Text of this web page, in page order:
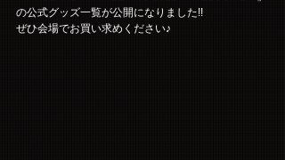
の公式グッズ一覧が公開になりました!!
ぜひ会場でお買い求めください♪